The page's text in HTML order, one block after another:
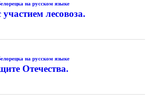
на русском языке
лесовоза.
на русском языке
Отечества.